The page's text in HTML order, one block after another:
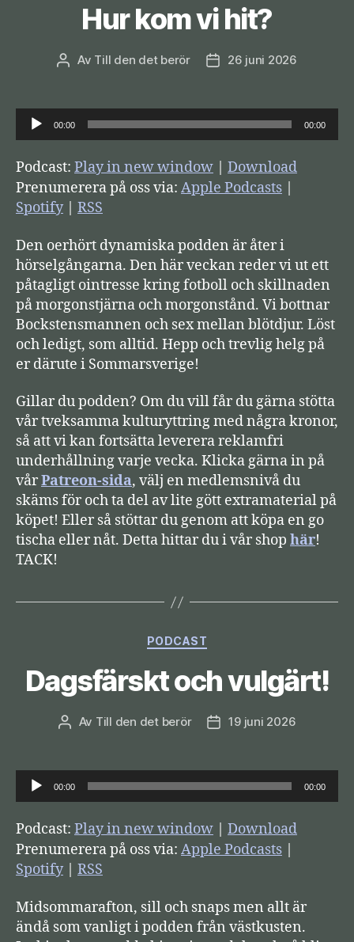
Hur kom vi hit?
Inläggsförfattare
Av Till den det berör Inläggsdatum
26 juni 2026
j
u
d
s
e
l
a
r
e
00:00 00:00
Podcast: Play in new window
Download
Prenumerera på oss via: Apple Podcasts
Spotify| RSS
Den oerhört dynamiska podden är åter i
hörselgångarna. Den här veckan reder vi ut ett
påtagligt ointresse kring fotboll och skillnaden
på morgonstjärna och morgonstånd. Vi bottnar
Bockstensmannen och sex mellan blötdjur. Löst
och ledigt, som alltid. Hepp och trevlig helg på
er därute i Sommarsverige!
Gillar du podden? Om du vill får du gärna stötta
vår tveksamma kulturyttring med några kronor,
så att vi kan fortsätta leverera reklamfri
underhållning varje vecka. Klicka gärna in på
vårPatreon-sida, välj en medlemsnivå du
skäms för och ta del av lite gött extramaterial på
köpet! Eller så stöttar du genom att köpa en go
tischa eller nåt. Detta hittar du i vår shop här!
TACK!
Kategorier
PODCAST
Dagsfärskt och vulgärt!
Inläggsförfattare
Av Till den det berör Inläggsdatum
19 juni 2026
j
u
d
s
e
l
00:00 00:00
Podcast: Play in new window
Download
Prenumerera på oss via: Apple Podcasts
Spotify| RSS
Midsommarafton, sill och snaps men allt är
ändå som vanligt i podden från västkusten.